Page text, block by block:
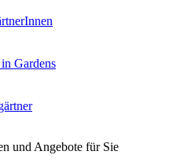
Gardens
und Angebote für Sie